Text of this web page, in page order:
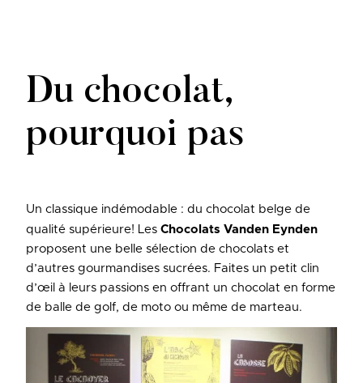
Du chocolat,
pourquoi pas
Un classique indémodable : du chocolat belge de
qualité supérieure! Les Chocolats Vanden Eynden
proposent une belle sélection de chocolats et
d’autres gourmandises sucrées. Faites un petit clin
d’œil à leurs passions en offrant un chocolat en forme
de balle de golf, de moto ou même de marteau.